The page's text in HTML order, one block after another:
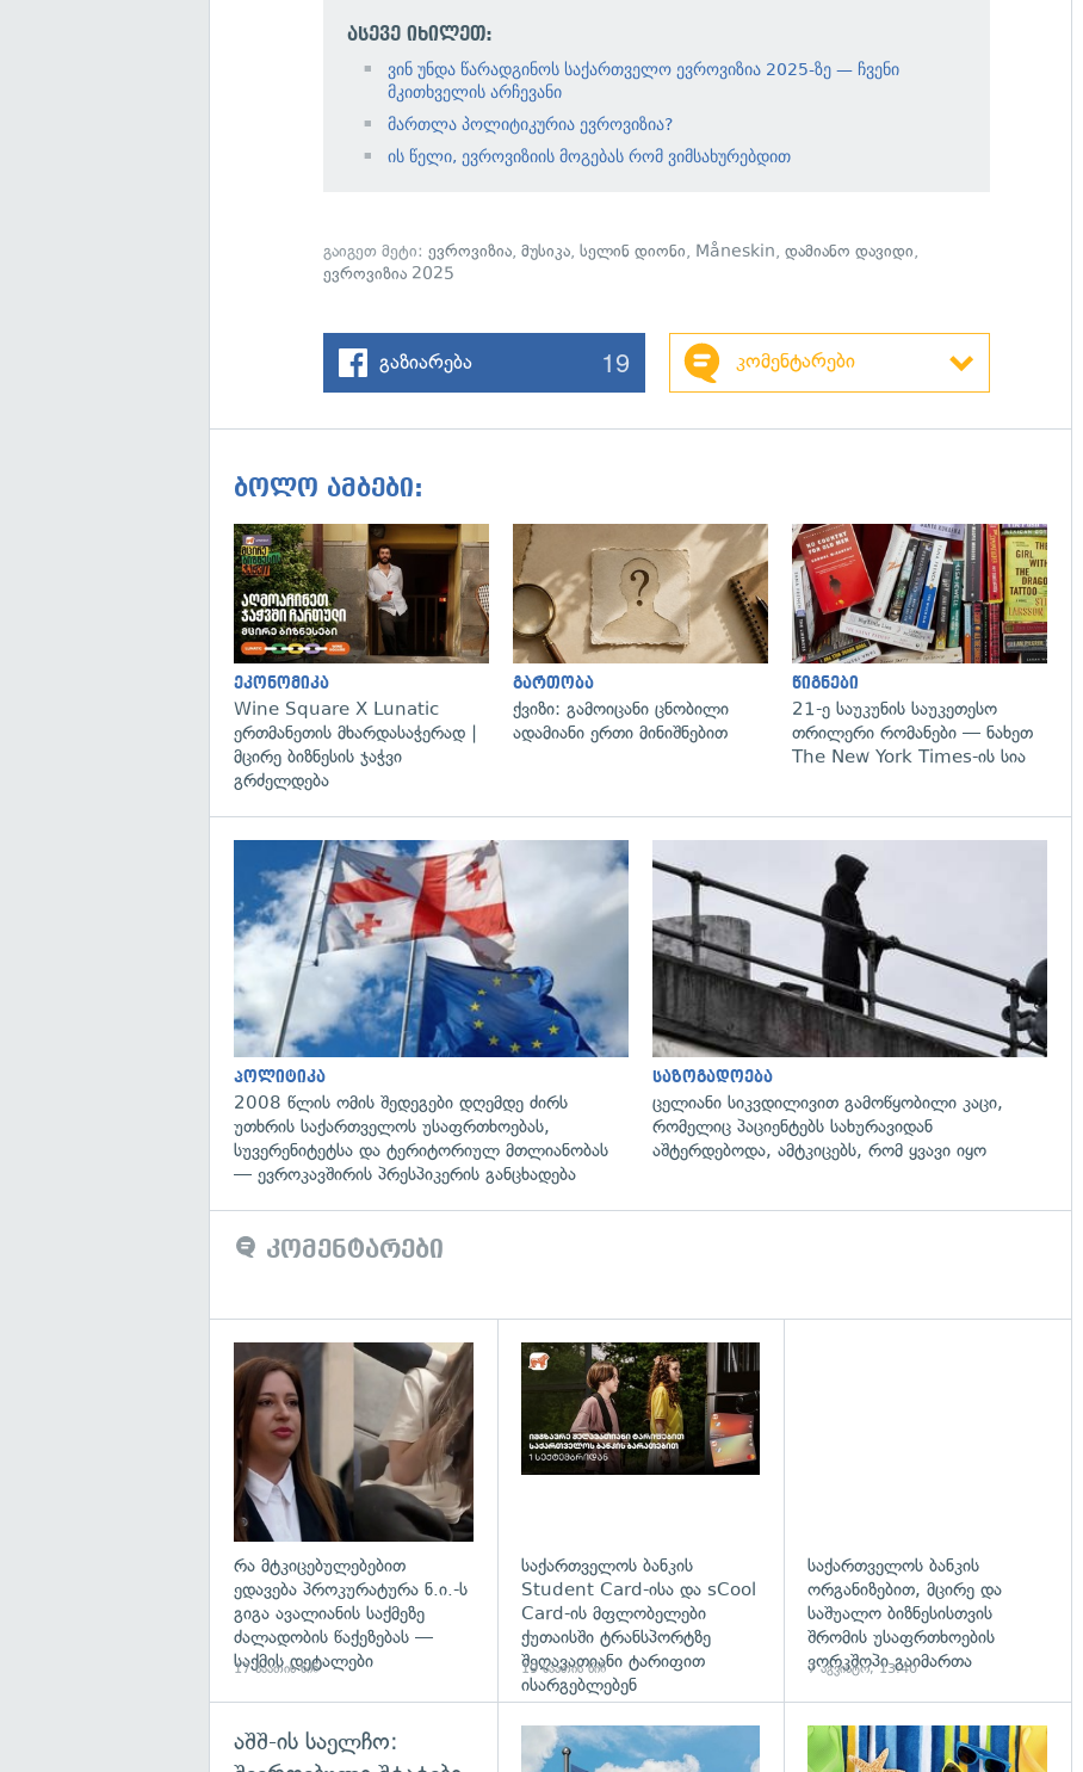
ასევე იხილეთ:
ვინ უნდა წარადგინოს საქართველო ევროვიზია 2025-ზე — ჩვენი
მკითხველის არჩევანი
მართლა პოლიტიკურია ევროვიზია?
ის წელი, ევროვიზიის მოგებას რომ ვიმსახურებდით
გაიგეთ მეტი:ევროვიზია,მუსიკა,სელინ დიონი, Måneskin,დამიანო დავიდი,
ევროვიზია 2025
გაზიარება 19 კომენტარები
ბოლო ამბები:
ეკონომიკა
Wine Square X Lunatic
ერთმანეთის მხარდასაჭერად |
მცირე ბიზნესის ჯაჭვი
გრძელდება
გართობა
ქვიზი: გამოიცანი ცნობილი
ადამიანი ერთი მინიშნებით
წიგნები
21-ე საუკუნის საუკეთესო
თრილერი რომანები — ნახეთ
The New York Times-ის სია
გადახედვა
პოლიტიკა
2008 წლის ომის შედეგები დღემდე ძირს
უთხრის საქართველოს უსაფრთხოებას,
სუვერენიტეტსა და ტერიტორიულ მთლიანობას
— ევროკავშირის პრესპიკერის განცხადება
საზოგადოება
ცელიანი სიკვდილივით გამოწყობილი კაცი,
რომელიც პაციენტებს სახურავიდან
აშტერდებოდა, ამტკიცებს, რომ ყვავი იყო
კომენტარები
გადახედვა
რა მტკიცებულებებით
ედავება პროკურატურა ნ.ი.-ს
გიგა ავალიანის საქმეზე
ძალადობის წაქეზებას —
საქმის დეტალები
17 საათის წინ
საქართველოს ბანკის
Student Card-ისა და sCool
Card-ის მფლობელები
ქუთაისში ტრანსპორტზე
შეღავათიანი ტარიფით
ისარგებლებენ
19 საათის წინ
საქართველოს ბანკის
ორგანიზებით, მცირე და
საშუალო ბიზნესისთვის
შრომის უსაფრთხოების
ვორკშოპი გაიმართა
7 აგვისტო, 13:40
აშშ-ის საელჩო:
გადახედვა